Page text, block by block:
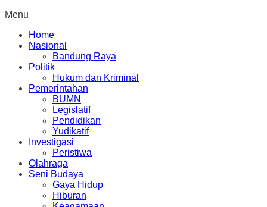
Menu
Home
Nasional
Bandung Raya
Politik
Hukum dan Kriminal
Pemerintahan
BUMN
Legislatif
Pendidikan
Yudikatif
Investigasi
Peristiwa
Olahraga
Seni Budaya
Gaya Hidup
Hiburan